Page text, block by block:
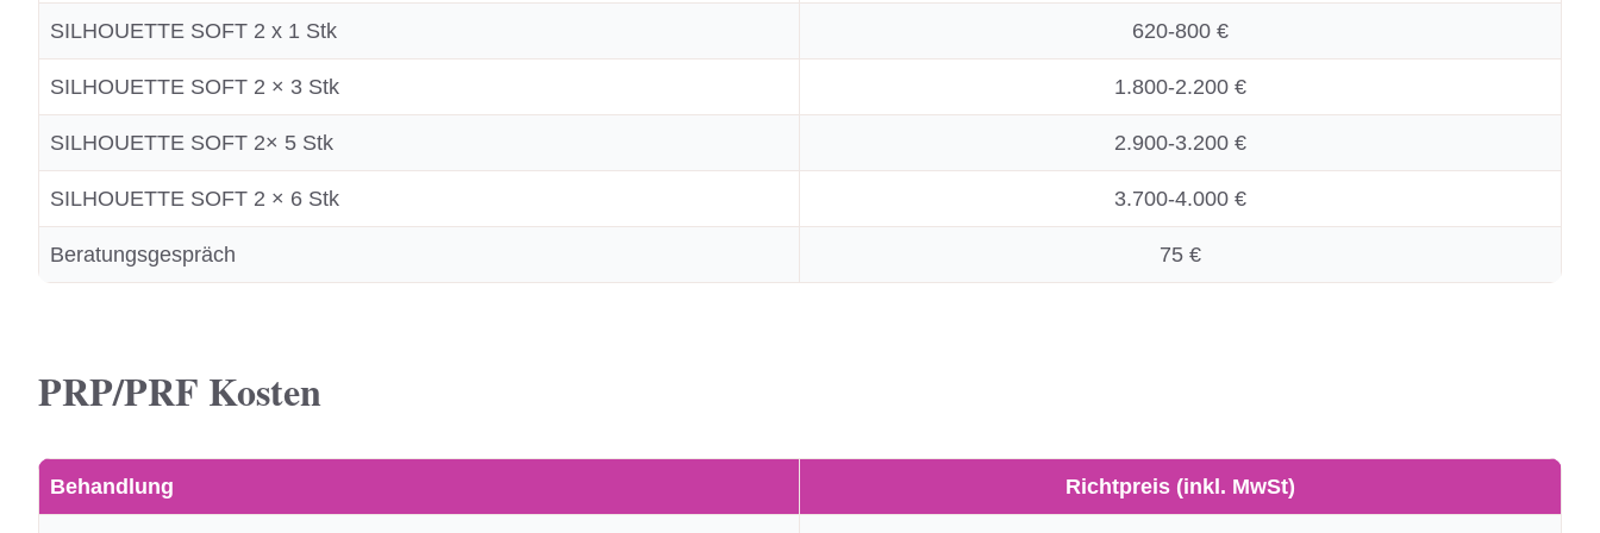
SILHOUETTE SOFT 2 x 1 Stk 620-800 €
SILHOUETTE SOFT 2 × 3 Stk 1.800-2.200 €
SILHOUETTE SOFT 2× 5 Stk 2.900-3.200 €
SILHOUETTE SOFT 2 × 6 Stk 3.700-4.000 €
Beratungsgespräch 75 €
PRP/PRF Kosten
Behandlung Richtpreis (inkl. MwSt)